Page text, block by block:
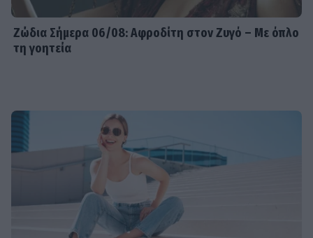
Ζώδια Σήμερα 06/08: Αφροδίτη στον Ζυγό – Με όπλο
τη γοητεία